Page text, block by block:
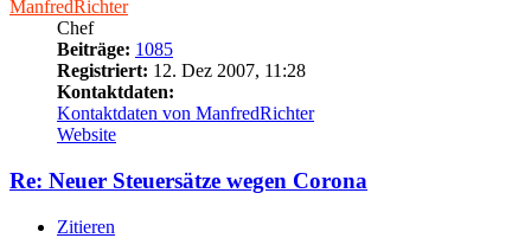
ManfredRichter
Chef
Beiträge: 1085
Registriert: 12. Dez 2007, 11:28
Kontaktdaten:
Kontaktdaten von ManfredRichter
Website
Re: Neuer Steuersätze wegen Corona
Zitieren